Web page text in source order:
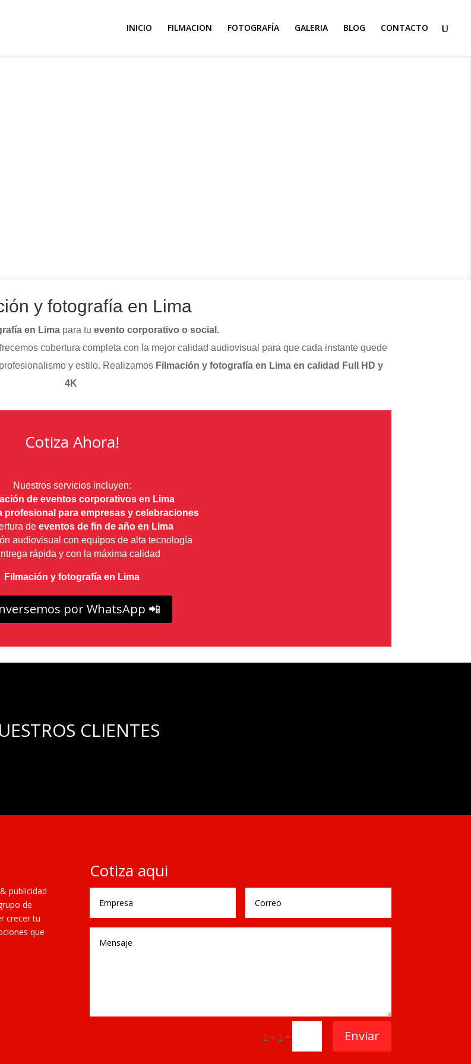
INICIO FILMACION FOTOGRAFÍA GALERIA BLOG CONTACTO
y fotografía en Lima
en Lima para tu evento corporativo o social.
cobertura completa con la mejor calidad audiovisual para que cada instante quede
y estilo. Realizamos Filmación y fotografía en Lima en calidad Full HD y
4K
Cotiza Ahora!
Nuestros servicios incluyen:
de eventos corporativos en Lima
profesional para empresas y celebraciones
de eventos de fin de año en Lima
audiovisual con equipos de alta tecnología
rápida y con la máxima calidad
Filmación y fotografía en Lima
por WhatsApp 📲
CLIENTES
publicidad
de
crecer tu
que
Cotiza aqui
2 + 2 = Enviar